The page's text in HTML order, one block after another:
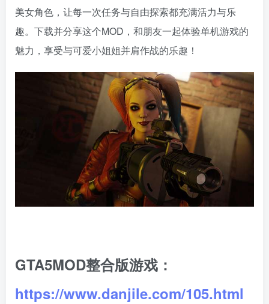
美女角色，让每一次任务与自由探索都充满活力与乐
趣。下载并分享这个MOD，和朋友一起体验单机游戏的
魅力，享受与可爱小姐姐并肩作战的乐趣！
GTA5MOD整合版游戏：
https://www.danjile.com/105.html